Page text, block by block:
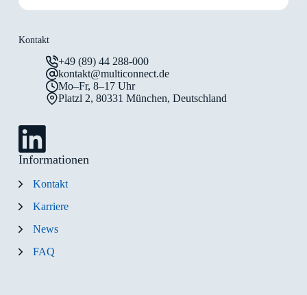
Kontakt
+49 (89) 44 288-000
kontakt@multiconnect.de
Mo–Fr, 8–17 Uhr
Platzl 2, 80331 München, Deutschland
Informationen
Kontakt
Karriere
News
FAQ